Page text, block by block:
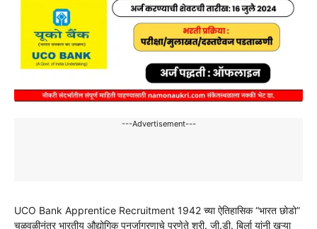
---Advertisement---
UCO Bank Apprentice Recruitment 1942 च्या ऐतिहासिक “भारत छोडो”
चळवळीनंतर भारतीय औद्योगिक पुनर्जागरणाचे प्रणेते श्री. जी.डी. बिर्ला यांनी खऱ्या